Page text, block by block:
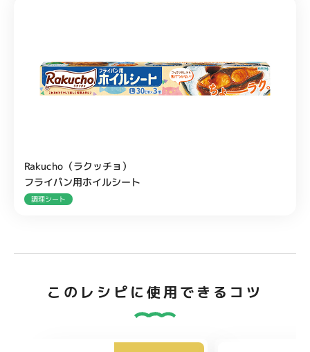
Rakucho（ラクッチョ）
フライパン用ホイルシート
調理シート
このレシピに使用できるコツ